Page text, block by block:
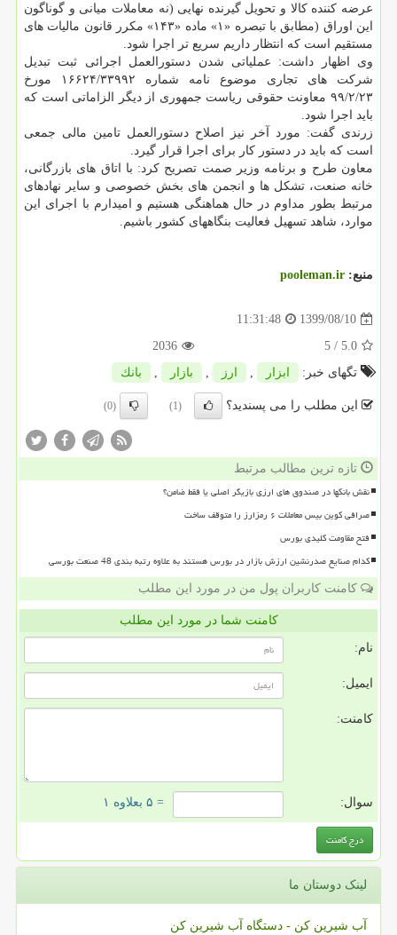
عرضه کننده کالا و تحویل گیرنده نهایی (نه معاملات میانی و گوناگون
این اوراق (مطابق با تبصره «۱» ماده «۱۴۳» مکرر قانون مالیات های
مستقیم است که انتظار داریم سریع تر اجرا شود.
وی اظهار داشت: عملیاتی شدن دستورالعمل اجرائی ثبت تبدیل
شرکت های تجاری موضوع نامه شماره ۱۶۶۲۴/۳۳۹۹۲ مورخ
۹۹/۲/۲۳ معاونت حقوقی ریاست جمهوری از دیگر الزاماتی است که
باید اجرا شود.
زرندی گفت: مورد آخر نیز اصلاح دستورالعمل تامین مالی جمعی
است که باید در دستور کار برای اجرا قرار گیرد.
معاون طرح و برنامه وزیر صمت تصریح کرد: با اتاق های بازرگانی،
خانه صنعت، تشکل ها و انجمن های بخش خصوصی و سایر نهادهای
مرتبط بطور مداوم در حال هماهنگی هستیم و امیدارم با اجرای این
موارد، شاهد تسهیل فعالیت بنگاههای کشور باشیم.
منبع: pooleman.ir
1399/08/10
11:31:48
5.0
/ 5
2036
تگهای خبر:
ابزار , ارز , بازار , بانك
این مطلب را می پسندید؟ (1)
(0)
تازه ترین مطالب مرتبط
نقش بانکها در صندوق های ارزی بازیگر اصلی یا فقط ضامن؟
صرافی کوین بیس معاملات ۶ رمزارز را متوقف ساخت
فتح مقاومت کلیدی بورس
کدام صنایع صدرنشین ارزش بازار در بورس هستند به علاوه رتبه بندی 48 صنعت بورسی
کامنت کاربران پول من در مورد این مطلب
کامنت شما در مورد این مطلب
نام:
ایمیل:
کامنت:
سوال: = ۵ بعلاوه ۱
لینک دوستان ما
آب شیرین کن - دستگاه آب شیرین کن